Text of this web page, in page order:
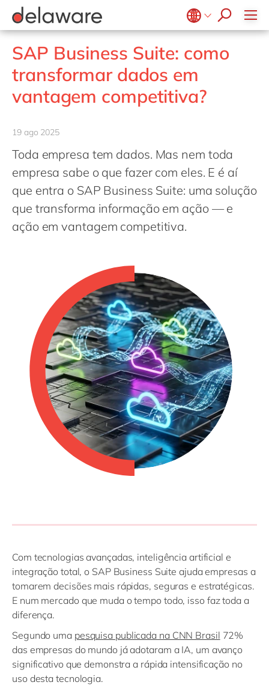
Belgium en
fr
Brazil
China
France
Luxembourg
en
Malaysia
Morocco
Switzerland
UK & Ireland
USA & Canada
Diversidade & Inclusão
Responsabilidade Social
SAP Business Suite: como
transformar dados em
vantagem competitiva?
19 ago 2025
Toda empresa tem dados. Mas nem toda
empresa sabe o que fazer com eles. E é aí
que entra o SAP Business Suite: uma solução
que transforma informação em ação — e
ação em vantagem competitiva.
Com tecnologias avançadas, inteligência artificial e
integração total, o SAP Business Suite ajuda empresas a
tomarem decisões mais rápidas, seguras e estratégicas.
E num mercado que muda o tempo todo, isso faz toda a
diferença.
Segundo uma pesquisa publicada na CNN Brasil 72%
das empresas do mundo já adotaram a IA, um avanço
significativo que demonstra a rápida intensificação no
uso desta tecnologia.